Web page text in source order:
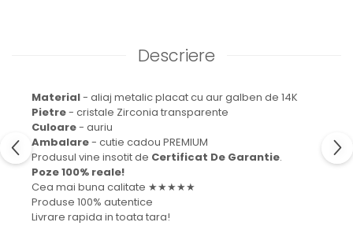
Descriere
Material- aliaj metalic placat cu aur galben de 14K
Pietre- cristale Zirconia transparente
Culoare- auriu
Ambalare- cutie cadou PREMIUM
Produsul vine insotit de Certificat De Garantie.
Poze 100% reale!
Cea mai buna calitate ★★★★★
Produse 100% autentice
Livrare rapida in toata tara!